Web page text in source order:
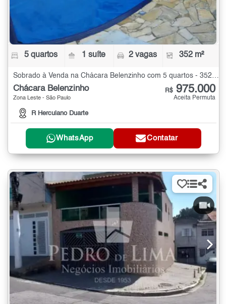
5 quartos 1 suíte 2 vagas 352 m²
Sobrado à Venda na Chácara Belenzinho com 5 quartos - 352 m²
Chácara Belenzinho
Zona Leste - São Paulo
R Herculano Duarte
R$ 975.000
Aceita Permuta
WhatsApp Contatar